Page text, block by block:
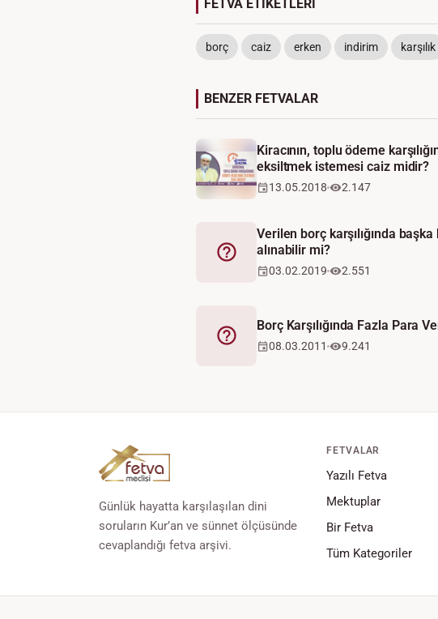
FETVA ETİKETLERİ
borç caiz erken indirim karşılık
BENZER FETVALAR
Kiracının, toplu ödeme
eksiltmek istemesi caiz midir?
13.05.2018 2.147
Fetva
Verilen borç karşılığında
alınabilir mi?
03.02.2019 2.551
Fetva
Borç Karşılığında Fazla Para
08.03.2011 9.241
Günlük hayatta karşılaşılan dini
soruların Kur’an ve sünnet ölçüsünde
cevaplandığı fetva arşivi.
FETVALAR
Yazılı Fetva
Mektuplar
Bir Fetva
Tüm Kategoriler